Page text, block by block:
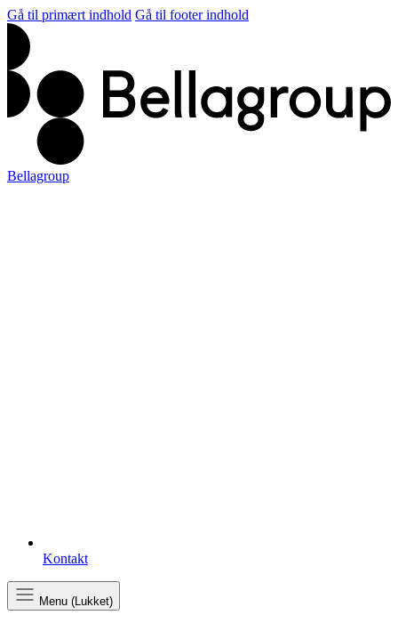
Gå til primært indhold Gå til footer indhold
Bellagroup
Kontakt
Menu (Lukket)